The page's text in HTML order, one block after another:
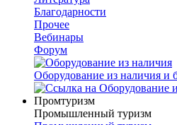
Благодарности
Прочее
Вебинары
Форум
Оборудование из наличия и
Промтуризм
Промышленный туризм